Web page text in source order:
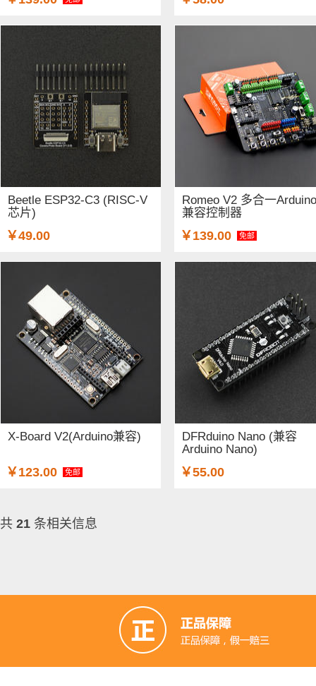
Beetle ESP32-C3 (RISC-V
芯片)
￥49.00
Romeo V2 多合一Arduino
兼容控制器
￥139.00 免邮
X-Board V2(Arduino兼容)
￥123.00 免邮
DFRduino Nano (兼容
Arduino Nano)
￥55.00
共 21 条相关信息